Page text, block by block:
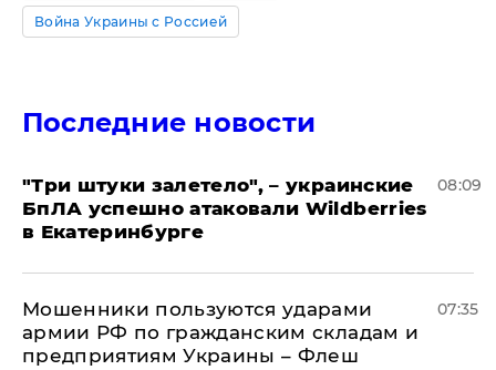
Война Украины с Россией
Последние новости
"Три штуки залетело", – украинские
БпЛА успешно атаковали Wildberries
в Екатеринбурге
08:09
Мошенники пользуются ударами
армии РФ по гражданским складам и
предприятиям Украины – Флеш
07:35